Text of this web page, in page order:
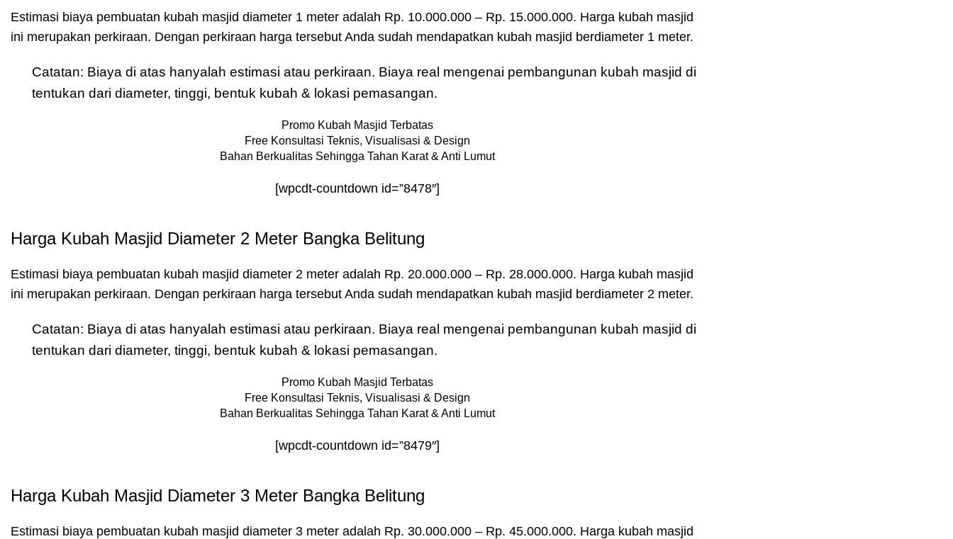
Estimasi biaya pembuatan kubah masjid diameter 1 meter adalah Rp. 10.000.000 – Rp. 15.000.000. Harga kubah masjid
ini merupakan perkiraan. Dengan perkiraan harga tersebut Anda sudah mendapatkan kubah masjid berdiameter 1 meter.
Catatan: Biaya di atas hanyalah estimasi atau perkiraan. Biaya real mengenai pembangunan kubah masjid di
tentukan dari diameter, tinggi, bentuk kubah & lokasi pemasangan.
Promo Kubah Masjid Terbatas
Free Konsultasi Teknis, Visualisasi & Design
Bahan Berkualitas Sehingga Tahan Karat & Anti Lumut
[wpcdt-countdown id=”8478″]
Harga Kubah Masjid Diameter 2 Meter Bangka Belitung
Estimasi biaya pembuatan kubah masjid diameter 2 meter adalah Rp. 20.000.000 – Rp. 28.000.000. Harga kubah masjid
ini merupakan perkiraan. Dengan perkiraan harga tersebut Anda sudah mendapatkan kubah masjid berdiameter 2 meter.
Catatan: Biaya di atas hanyalah estimasi atau perkiraan. Biaya real mengenai pembangunan kubah masjid di
tentukan dari diameter, tinggi, bentuk kubah & lokasi pemasangan.
Promo Kubah Masjid Terbatas
Free Konsultasi Teknis, Visualisasi & Design
Bahan Berkualitas Sehingga Tahan Karat & Anti Lumut
[wpcdt-countdown id=”8479″]
Harga Kubah Masjid Diameter 3 Meter Bangka Belitung
Estimasi biaya pembuatan kubah masjid diameter 3 meter adalah Rp. 30.000.000 – Rp. 45.000.000. Harga kubah masjid